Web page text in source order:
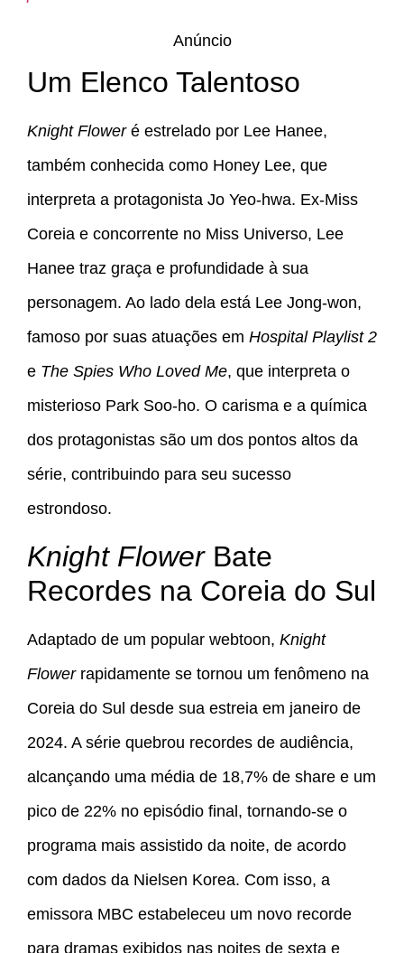
Anúncio
Um Elenco Talentoso
Knight Floweré estrelado por Lee Hanee,
também conhecida como Honey Lee, que
interpreta a protagonista Jo Yeo-hwa. Ex-Miss
Coreia e concorrente no Miss Universo, Lee
Hanee traz graça e profundidade à sua
personagem. Ao lado dela está Lee Jong-won,
famoso por suas atuações em Hospital Playlist 2
e The Spies Who Loved Me, que interpreta o
misterioso Park Soo-ho. O carisma e a química
dos protagonistas são um dos pontos altos da
série, contribuindo para seu sucesso
estrondoso.
Knight FlowerBate
Recordes na Coreia do Sul
Adaptado de um popular webtoon, Knight
Flowerrapidamente se tornou um fenômeno na
Coreia do Sul desde sua estreia em janeiro de
2024. A série quebrou recordes de audiência,
alcançando uma média de 18,7% de share e um
pico de 22% no episódio final, tornando-se o
programa mais assistido da noite, de acordo
com dados da Nielsen Korea. Com isso, a
emissora MBC estabeleceu um novo recorde
para dramas exibidos nas noites de sexta e